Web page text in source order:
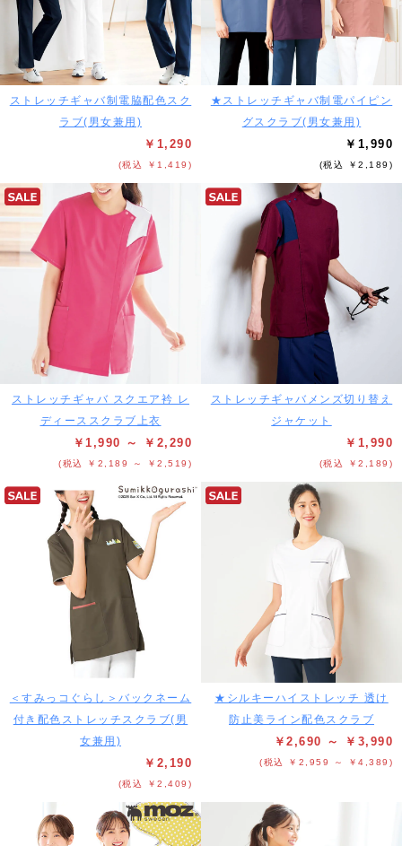
ストレッチギャバ制電脇配色スク
ラブ(男女兼用)
￥1,290
(税込 ￥1,419)
★ストレッチギャバ制電パイピン
グスクラブ(男女兼用)
￥1,990
(税込 ￥2,189)
ストレッチギャバ スクエア衿 レ
ディーススクラブ上衣
￥1,990 ～ ￥2,290
(税込 ￥2,189 ～ ￥2,519)
ストレッチギャバメンズ切り替え
ジャケット
￥1,990
(税込 ￥2,189)
＜すみっコぐらし＞バックネーム
付き配色ストレッチスクラブ(男
女兼用)
￥2,190
(税込 ￥2,409)
★シルキーハイストレッチ 透け
防止美ライン配色スクラブ
￥2,690 ～ ￥3,990
(税込 ￥2,959 ～ ￥4,389)